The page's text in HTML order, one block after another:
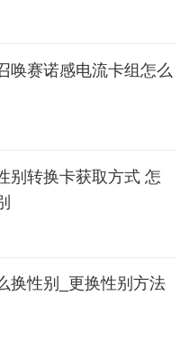
唤赛诺感电流卡组怎么
别转换卡获取方式 怎
换性别_更换性别方法